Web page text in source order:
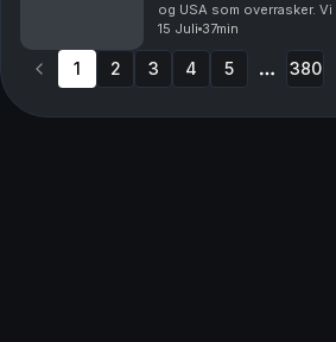
og USA som overrasker.
påvirker pengepolitikken
Magnus Andreassen i SB1
15 Juli 37min
1 2 3 4 5 380